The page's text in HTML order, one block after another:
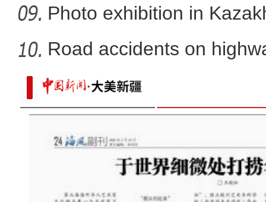
东西和鸣 古今交响 歌曲《举步千
to
Photo exhibition in
fo
Road accidents on